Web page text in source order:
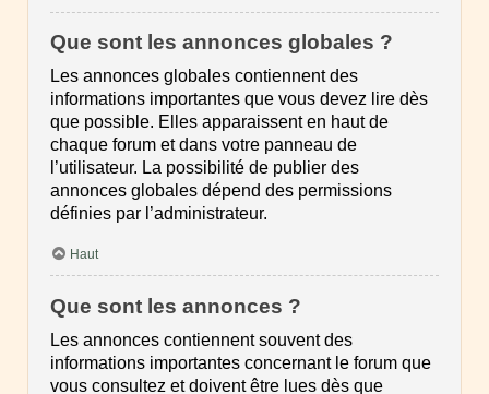
Que sont les annonces globales ?
Les annonces globales contiennent des
informations importantes que vous devez lire dès
que possible. Elles apparaissent en haut de
chaque forum et dans votre panneau de
l’utilisateur. La possibilité de publier des
annonces globales dépend des permissions
définies par l’administrateur.
Haut
Que sont les annonces ?
Les annonces contiennent souvent des
informations importantes concernant le forum que
vous consultez et doivent être lues dès que